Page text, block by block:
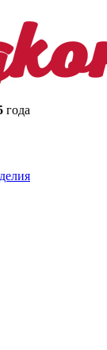
года